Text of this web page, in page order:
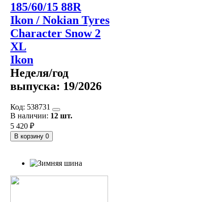
185/60/15 88R
Ikon / Nokian Tyres
Character Snow 2
XL
Ikon
Неделя/год
выпуска: 19/2026
Код: 538731
В наличии: 12 шт.
5 420 ₽
В корзину 0